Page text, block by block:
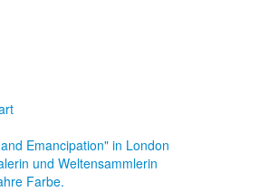
Emancipation" in London
und Weltensammlerin
Farbe.